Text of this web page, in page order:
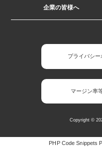
企業の皆様へ
プライバシ
マージン率
Copyright ©
PHP Code Snippets